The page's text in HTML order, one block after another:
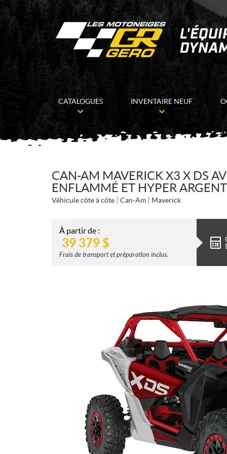
CATALOGUES INVENTAIRE NEUF
CAN-AM MAVERICK X3 X DS
ENFLAMMÉ ET HYPER
Véhicule côte à côte Can-Am Maverick
À partir de :
39 379 $
Frais de transport et préparation inclus.